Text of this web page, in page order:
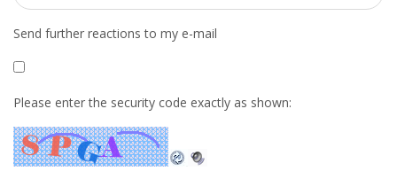
Send further reactions to my e-mail
Please enter the security code exactly as shown: